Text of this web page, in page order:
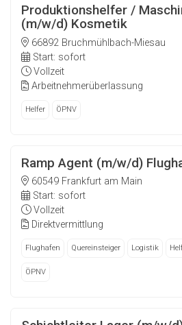
Produktionshelfer /
(m/w/d) Kosmetik
66892 Bruchmühlbach-Miesau
Start: sofort
Vollzeit
Arbeitnehmerüberlassung
Helfer ÖPNV
Ramp Agent (m/w/d)
60549 Frankfurt am Main
Start: sofort
Vollzeit
Direktvermittlung
Flughafen Quereinsteiger Logistik
ÖPNV